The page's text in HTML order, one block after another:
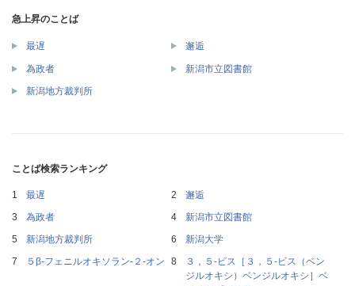
急上昇のことば
最遅 邂逅
為政者 新潟市立図書館
新潟地方裁判所
ことば検索ランキング
最遅
邂逅
為政者
新潟市立図書館
新潟地方裁判所
新潟大学
５β‐フェニルオキソラン‐２‐オン
３，５‐ビス［３，５‐ビス（ベン
ジルオキシ）ベンジルオキシ］ベ